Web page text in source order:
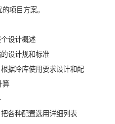
项目方案。
设计概述
设计规和标准
据冷库使用要求设计和配
算
各种配置选用详细列表